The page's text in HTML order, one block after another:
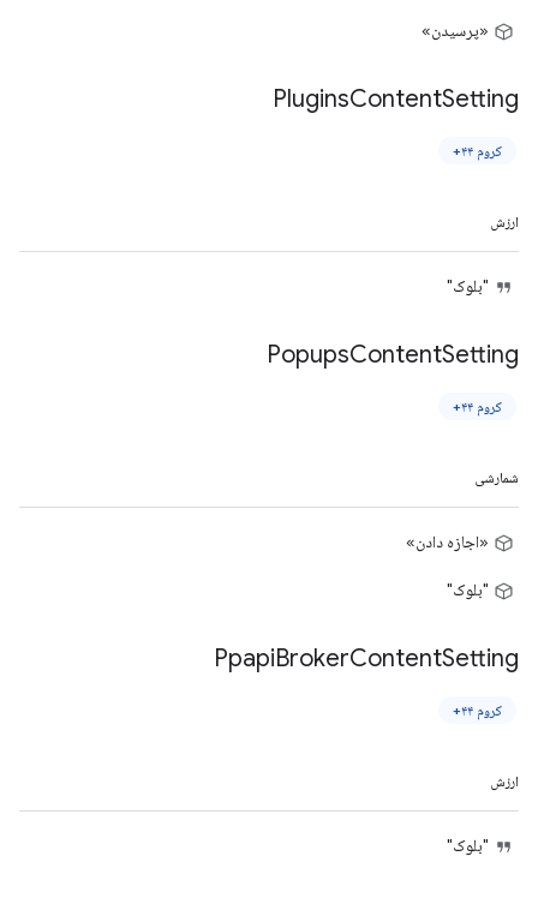
«پرسیدن»
PluginsContentSetting
کروم ۴۴+
ارزش
"بلوک"
PopupsContentSetting
کروم ۴۴+
شمارشی
«اجازه دادن»
"بلوک"
PpapiBrokerContentSetting
کروم ۴۴+
ارزش
"بلوک"